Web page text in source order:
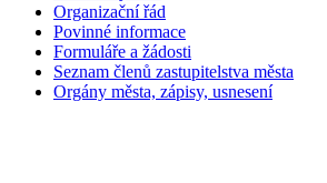
Organizační řád
Povinné informace
Formuláře a žádosti
Seznam členů zastupitelstva města
Orgány města, zápisy, usnesení